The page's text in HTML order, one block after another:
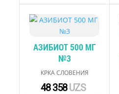
АЗИБИОТ 500 МГ
№3
КРКА СЛОВЕНИЯ
48 358UZS